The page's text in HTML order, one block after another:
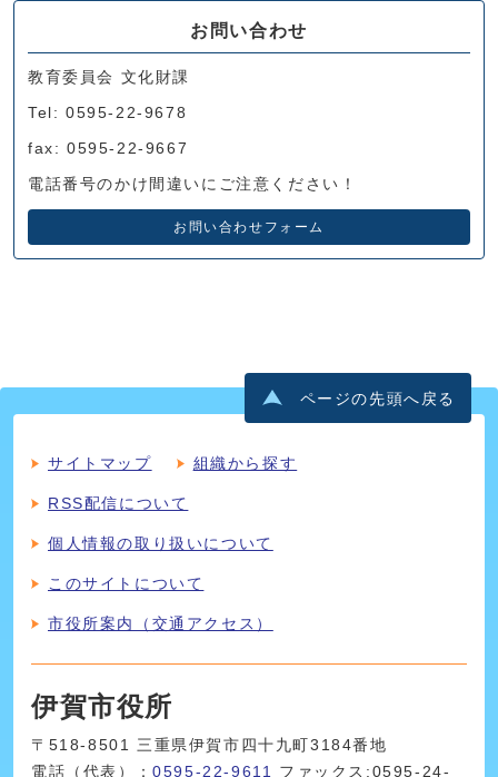
お問い合わせ
教育委員会 文化財課
Tel: 0595-22-9678
fax: 0595-22-9667
電話番号のかけ間違いにご注意ください！
お問い合わせフォーム
ページの先頭へ戻る
サイトマップ 組織から探す
RSS配信について
個人情報の取り扱いについて
このサイトについて
市役所案内（交通アクセス）
伊賀市役所
〒518-8501 三重県伊賀市四十九町3184番地
電話（代表）：0595-22-9611 ファックス:0595-24-